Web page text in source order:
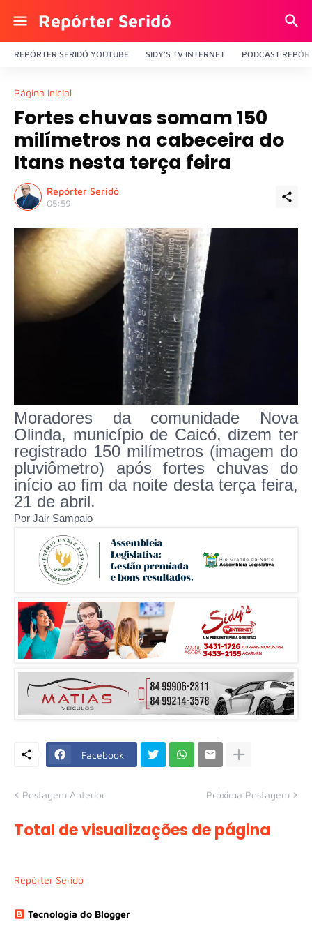
Repórter Seridó
REPÓRTER SERIDÓ YOUTUBE SIDY'S TV INTERNET PODCAST
Página inicial
Fortes chuvas somam 150
milímetros na cabeceira do
Itans nesta terça feira
Repórter Seridó
05:59
Moradores da comunidade Nova
Olinda, município de Caicó, dizem ter
registrado 150 milímetros (imagem do
pluviômetro) após fortes chuvas do
início ao fim da noite desta terça feira,
21 de abril.
Por Jair Sampaio
Facebook
Postagem Anterior Próxima Postagem
Total de visualizações de página
Repórter Seridó
Tecnologia do Blogger